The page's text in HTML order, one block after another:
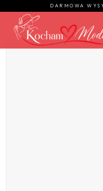
DARMOWA